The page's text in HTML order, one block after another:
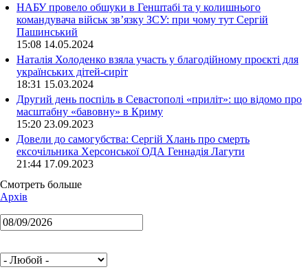
НАБУ провело обшуки в Генштабі та у колишнього
командувача військ зв’язку ЗСУ: при чому тут Сергій
Пашинський
15:08 14.05.2024
Наталія Холоденко взяла участь у благодійному проєкті для
українських дітей-сиріт
18:31 15.03.2024
Другий день поспіль в Севастополі «приліт»: що відомо про
масштабну «бавовну» в Криму
15:20 23.09.2023
Довели до самогубства: Сергій Хлань про смерть
ексочільника Херсонської ОДА Геннадія Лагути
21:44 17.09.2023
Смотреть больше
Архів